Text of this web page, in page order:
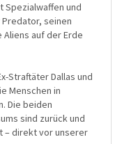
Spezialwaffen und
seinen
auf der Erde
Straftäter Dallas und
Menschen in
Die beiden
sind zurück und
– direkt vor unserer